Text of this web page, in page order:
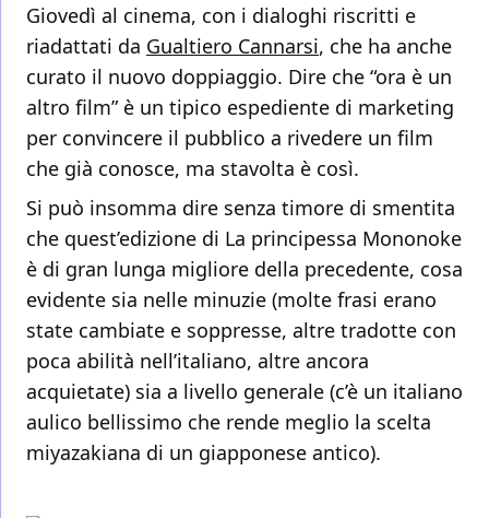
Giovedì al cinema, con i dialoghi riscritti e
riadattati da Gualtiero Cannarsi, che ha anche
curato il nuovo doppiaggio. Dire che “ora è un
altro film” è un tipico espediente di marketing
per convincere il pubblico a rivedere un film
che già conosce, ma stavolta è così.
Si può insomma dire senza timore di smentita
che quest’edizione di La principessa Mononoke
è di gran lunga migliore della precedente, cosa
evidente sia nelle minuzie (molte frasi erano
state cambiate e soppresse, altre tradotte con
poca abilità nell’italiano, altre ancora
acquietate) sia a livello generale (c’è un italiano
aulico bellissimo che rende meglio la scelta
miyazakiana di un giapponese antico).